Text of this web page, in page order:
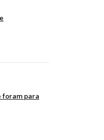
foram para